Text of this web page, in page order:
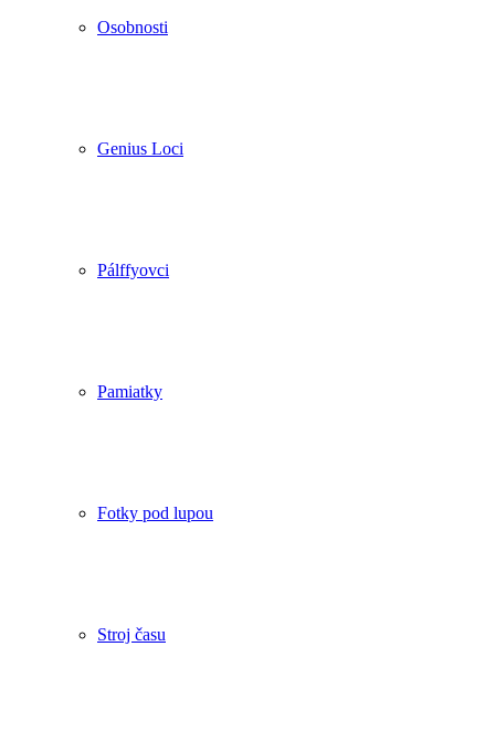
Osobnosti
Genius Loci
Pálffyovci
Pamiatky
Fotky pod lupou
Stroj času